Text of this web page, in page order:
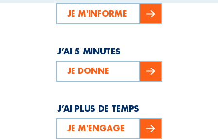
JE M'INFORME
J’AI 5 MINUTES
JE DONNE
J’AI PLUS DE TEMPS
JE M'ENGAGE